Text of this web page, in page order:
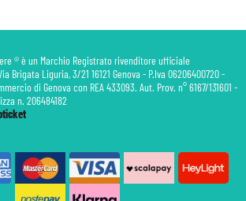
® è un Marchio Registrato rivenditore ufficiale
Brigata Liguria, 3/21 16121 Genova - P.Iva 06206400720 -
di Genova con REA 433093. Aut. Prov. n° 6167/131601 -
n. 206484182